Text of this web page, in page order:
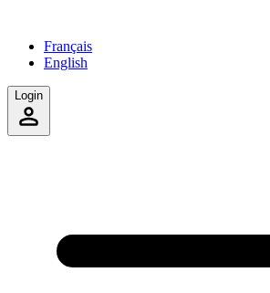
Français
English
Login